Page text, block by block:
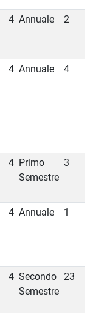
4 Annuale 2
4 Annuale 4
4 Primo
Semestre
3
4 Annuale 1
4 Secondo
Semestre
23